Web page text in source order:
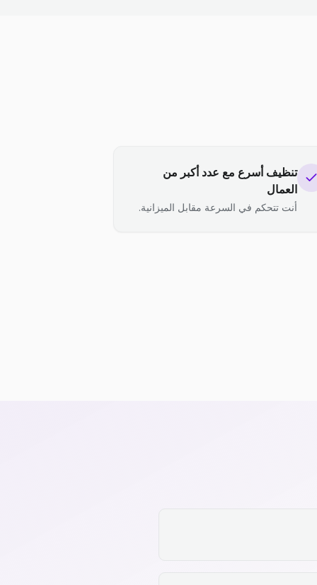
تنظيف أسرع مع عدد أكبر من
العمال
أنت تتحكم في السرعة مقابل الميزانية.